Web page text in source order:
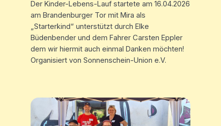
Der Kinder-Lebens-Lauf startete am 16.04.2026
am Brandenburger Tor mit Mira als
„Starterkind“ unterstützt durch Elke
Büdenbender und dem Fahrer Carsten Eppler
dem wir hiermit auch einmal Danken möchten!
Organisiert von Sonnenschein-Union e.V.